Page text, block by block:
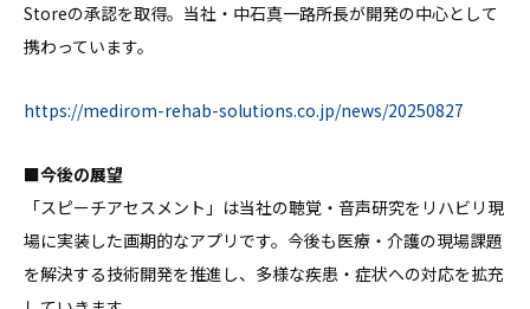
Storeの承認を取得。当社・中石真一路所長が開発の中心として
携わっています。
https://medirom-rehab-solutions.co.jp/news/20250827
■今後の展望
「スピーチアセスメント」は当社の聴覚・音声研究をリハビリ現
場に実装した画期的なアプリです。今後も医療・介護の現場課題
を解決する技術開発を推進し、多様な疾患・症状への対応を拡充